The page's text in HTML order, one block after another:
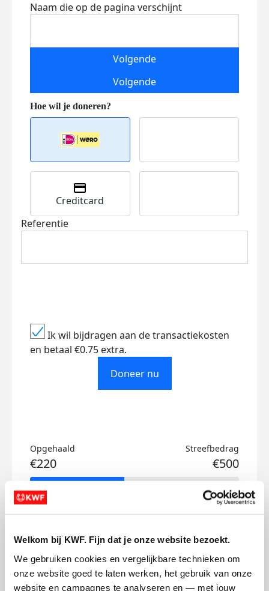
Welkom bij KWF. Fijn dat je onze website bezoekt.
We gebruiken cookies en vergelijkbare technieken om
onze website goed te laten werken, het gebruik van onze
website en campagnes te analyseren en — met jouw
Naam die op de pagina verschijnt
Volgende
Volgende
Creditcard
Referentie
Ik wil bijdragen aan de transactiekosten
en betaal €0.75 extra.
Doneer nu
Opgehaald
€220
Streefbedrag
€500
Doneer
Aimée's badges